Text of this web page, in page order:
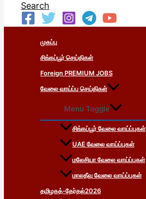
Search
முகப்பு
சிங்கப்பூர் செய்திகள்
Foreign PREMIUM JOBS
வேலை வாய்ப்பு செய்திகள்
Menu Toggle
சிங்கப்பூர் வேலை வாய்ப்புகள்
UAE வேலை வாய்ப்புகள்
மலேசியா வேலை வாய்ப்புகள்
மாலதீவு வேலை வாய்ப்புகள்
தமிழகத்-தேர்தல்2026